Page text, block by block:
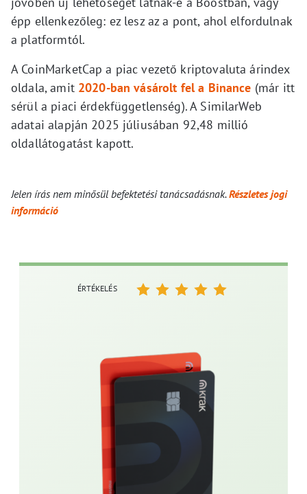
épp ellenkezőleg: ez lesz az a pont, ahol elfordulnak
a platformtól.
A CoinMarketCap a piac vezető kriptovaluta árindex
oldala, amit 2020-ban vásárolt fel a Binance (már itt
sérül a piaci érdekfüggetlenség). A SimilarWeb
adatai alapján 2025 júliusában 92,48 millió
oldallátogatást kapott.
Jelen írás nem minősül befektetési tanácsadásnak.Részletes jogi
információ
ÉRTÉKELÉS